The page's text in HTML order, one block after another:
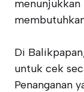
Di
untuk cek
Penanganan